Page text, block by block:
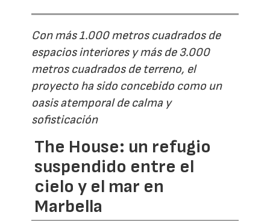
Con más 1.000 metros cuadrados de
espacios interiores y más de 3.000
metros cuadrados de terreno, el
proyecto ha sido concebido como un
oasis atemporal de calma y
sofisticación
The House: un refugio
suspendido entre el
cielo y el mar en
Marbella